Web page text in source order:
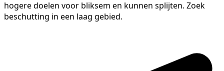
hogere doelen voor bliksem en kunnen splijten. Zoek
beschutting in een laag gebied.